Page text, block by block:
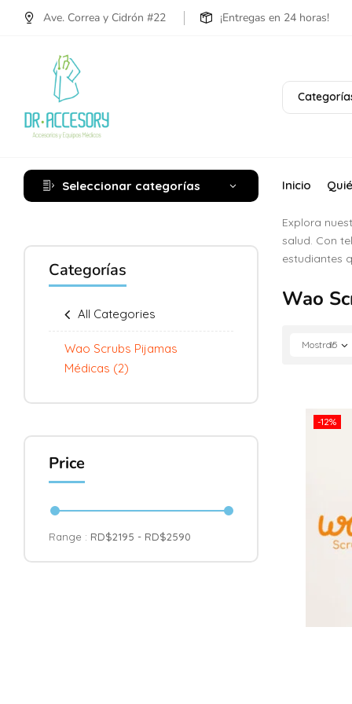
Ave. Correa y Cidrón #22 ¡Entregas en 24 horas!
Seleccionar categorías Inicio
Categorías
All Categories
Wao Scrubs Pijamas
Médicas (2)
Price
Range : RD$2195 - RD$2590
Explora
salud. Con
estudiantes
Wao
Mostrar
15
-12%